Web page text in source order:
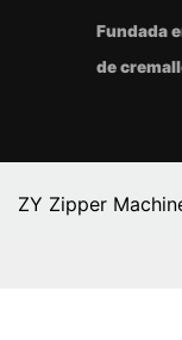
Fundada
de
ZY Zipper